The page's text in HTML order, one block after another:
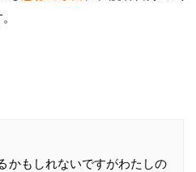
かもしれないですがわたしの